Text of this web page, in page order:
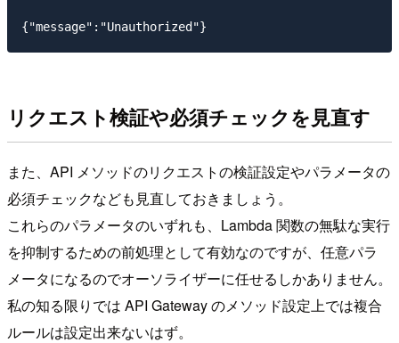
リクエスト検証や必須チェックを見直す
また、API メソッドのリクエストの検証設定やパラメータの
必須チェックなども見直しておきましょう。
これらのパラメータのいずれも、Lambda 関数の無駄な実行
を抑制するための前処理として有効なのですが、任意パラ
メータになるのでオーソライザーに任せるしかありません。
私の知る限りでは API Gateway のメソッド設定上では複合
ルールは設定出来ないはず。